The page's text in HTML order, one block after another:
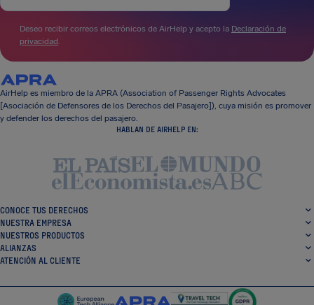
Deseo recibir correos electrónicos de AirHelp y acepto la Declaración de
privacidad.
AirHelp es miembro de la APRA (Association of Passenger Rights Advocates
[Asociación de Defensores de los Derechos del Pasajero]), cuya misión es promover
y defender los derechos del pasajero.
HABLAN DE AIRHELP EN:
CONOCE TUS DERECHOS
NUESTRA EMPRESA
NUESTROS PRODUCTOS
ALIANZAS
ATENCIÓN AL CLIENTE